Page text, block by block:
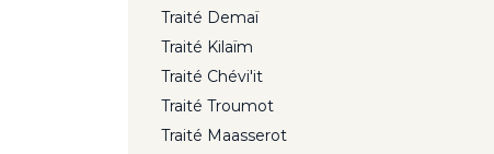
Traité Demaï
Traité Kilaïm
Traité Chévi'it
Traité Troumot
Traité Maasserot